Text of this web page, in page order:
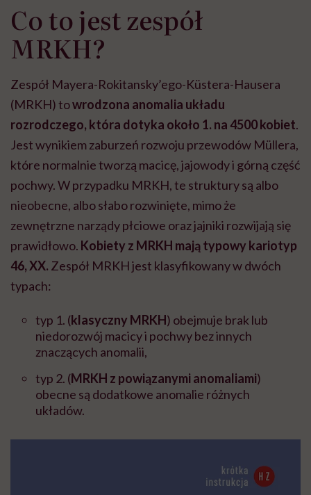
Co to jest zespół
MRKH?
Zespół Mayera-Rokitansky’ego-Küstera-Hausera
(MRKH) towrodzona anomalia układu
rozrodczego, która dotyka około 1. na 4500 kobiet.
Jest wynikiem zaburzeń rozwoju przewodów Müllera,
które normalnie tworzą macicę, jajowody i górną część
pochwy. W przypadku MRKH, te struktury są albo
nieobecne, albo słabo rozwinięte, mimo że
zewnętrzne narządy płciowe oraz jajniki rozwijają się
prawidłowo. Kobiety z MRKH mają typowy kariotyp
46, XX. Zespół MRKH jest klasyfikowany w dwóch
typach:
typ 1. (klasyczny MRKH) obejmuje brak lub
niedorozwój macicy i pochwy bez innych
znaczących anomalii,
typ 2. (MRKH z powiązanymi anomaliami)
obecne są dodatkowe anomalie różnych
układów.